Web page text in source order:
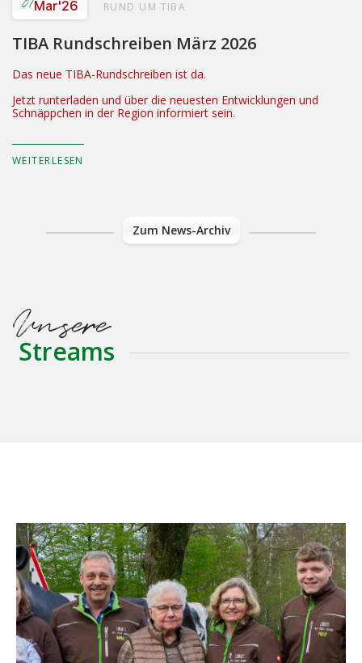
01Mar'26 RUND UM TIBA
TIBA Rundschreiben März 2026
Das neue TIBA-Rundschreiben ist da.
Jetzt runterladen und über die neuesten Entwicklungen und
Schnäppchen in der Region informiert sein.
WEITERLESEN
Zum News-Archiv
Unsere
Streams